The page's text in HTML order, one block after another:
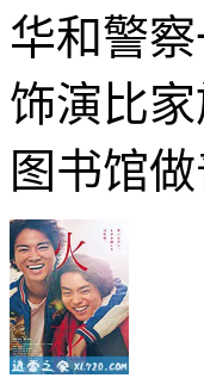
华和警
饰演比
图书馆